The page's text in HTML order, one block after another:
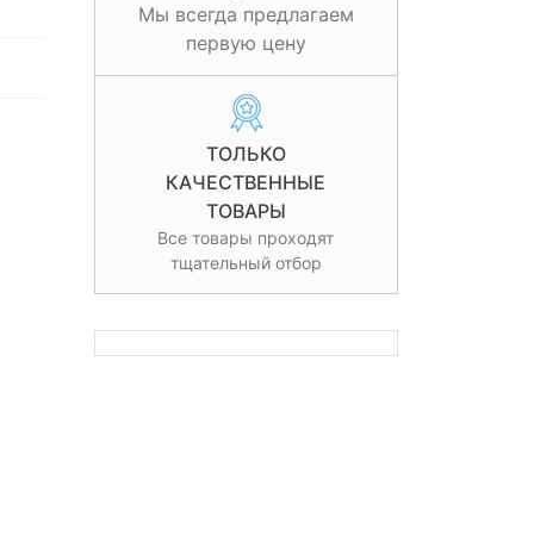
Мы всегда предлагаем
первую цену
ТОЛЬКО
КАЧЕСТВЕННЫЕ
ТОВАРЫ
Все товары проходят
тщательный отбор